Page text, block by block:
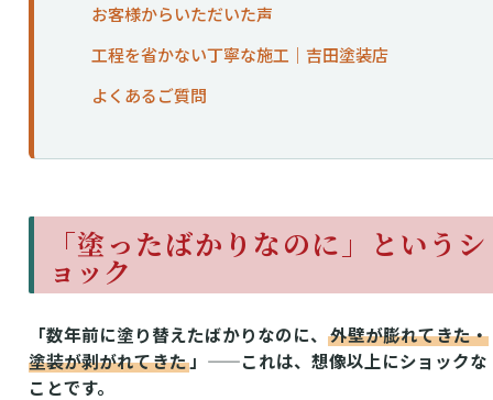
お客様からいただいた声
工程を省かない丁寧な施工｜吉田塗装店
よくあるご質問
「塗ったばかりなのに」というシ
ョック
「数年前に塗り替えたばかりなのに、 外壁が膨れてきた・
塗装が剥がれてきた 」——これは、想像以上にショックな
ことです。